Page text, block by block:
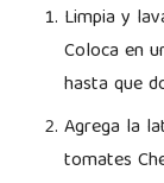
Limpia y
Coloca en
hasta que
Agrega la
tomates